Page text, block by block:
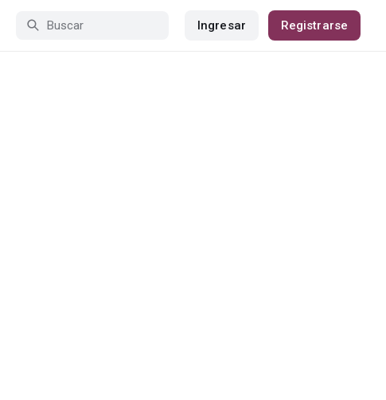
Ingresar Registrarse